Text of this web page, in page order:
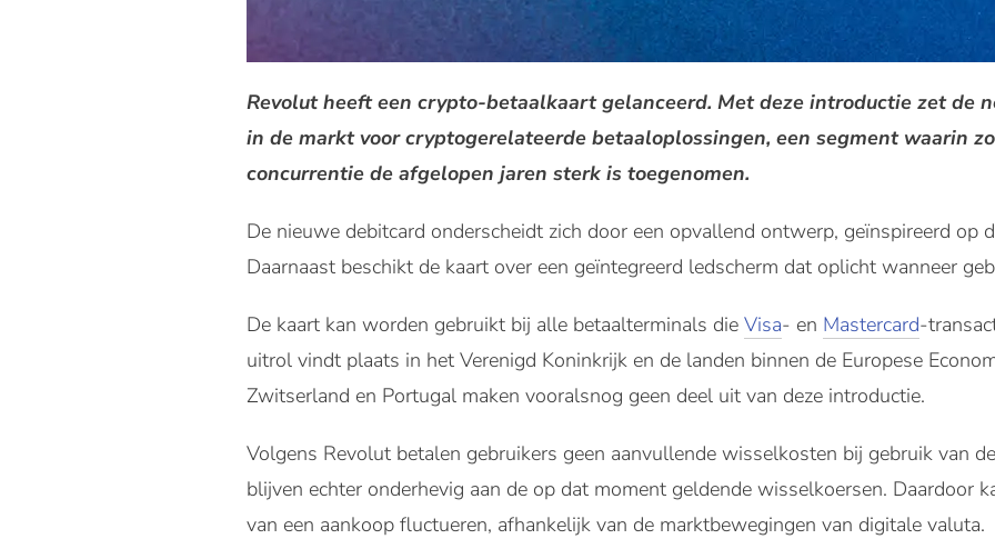
Revolut heeft een crypto-betaalkaart gelanceerd. Met deze introductie zet de
in de markt voor cryptogerelateerde betaaloplossingen, een segment waarin
concurrentie de afgelopen jaren sterk is toegenomen.
De nieuwe debitcard onderscheidt zich door een opvallend ontwerp, geïnspireerd op
Daarnaast beschikt de kaart over een geïntegreerd ledscherm dat oplicht wanneer
De kaart kan worden gebruikt bij alle betaalterminals die Visa- en Mastercard-
uitrol vindt plaats in het Verenigd Koninkrijk en de landen binnen de Europese
Zwitserland en Portugal maken vooralsnog geen deel uit van deze introductie.
Volgens Revolut betalen gebruikers geen aanvullende wisselkosten bij gebruik van
blijven echter onderhevig aan de op dat moment geldende wisselkoersen. Daardoor
van een aankoop fluctueren, afhankelijk van de marktbewegingen van digitale valuta.